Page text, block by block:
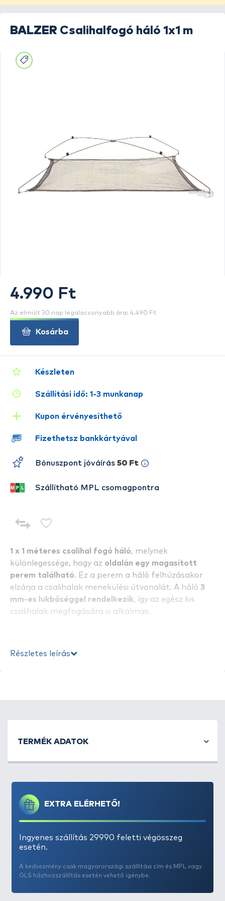
BALZER Csalihalfogó háló 1x1 m
1 x 1 méteres csalihal fogó háló, melynek
különlegessége, hogy az oldalán egy magasított
perem található. Ez a perem a háló felhúzásakor
elzárja a csalihalak menekülési útvonalát. A háló 3
mm-es lukbőséggel rendelkezik, így az egész kis
csalihalak megfogására is alkalmas.
Részletes leírás
Készleten
Szállítási idő: 1-3 munkanap
Kupon érvényesíthető
Fizethetsz bankkártyával
Bónuszpont jóváírás 50 Ft
Szállítható MPL csomagpontra
4.990 Ft
Az elmúlt 30 nap legalacsonyabb ára: 4.490 Ft
Kosárba
EXTRA ELÉRHETŐ!
Ingyenes szállítás 29990 feletti végösszeg
esetén.
A kedvezmény csak magyarországi szállítási cím és MPL vagy
GLS házhozszállítás esetén vehető igénybe.
TERMÉK ADATOK